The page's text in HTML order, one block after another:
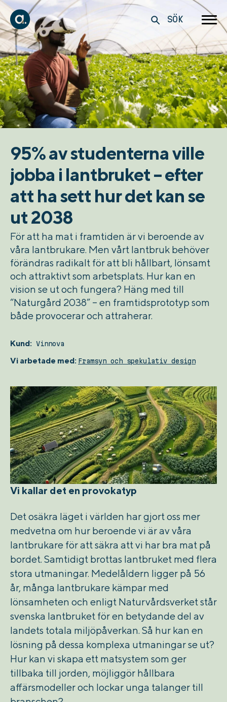
SÖK
95% av studenterna ville
jobba i lantbruket – efter
att ha sett hur det kan se
ut 2038
För att ha mat i framtiden är vi beroende av
våra lantbrukare. Men vårt lantbruk behöver
förändras radikalt för att bli hållbart, lönsamt
och attraktivt som arbetsplats. Hur kan en
vision se ut och fungera? Häng med till
“Naturgård 2038” – en framtidsprototyp som
både provocerar och attraherar.
Kund: Vinnova
Vi arbetade med: Framsyn och spekulativ design
Vi kallar det en provokatyp
Det osäkra läget i världen har gjort oss mer
medvetna om hur beroende vi är av våra
lantbrukare för att säkra att vi har bra mat på
bordet. Samtidigt brottas lantbruket med flera
stora utmaningar. Medelåldern ligger på 56
år, många lantbrukare kämpar med
lönsamheten och enligt Naturvårdsverket står
svenska lantbruket för en betydande del av
landets totala miljöpåverkan. Så hur kan en
lösning på dessa komplexa utmaningar se ut?
Hur kan vi skapa ett matsystem som ger
tillbaka till jorden, möjliggör hållbara
affärsmodeller och lockar unga talanger till